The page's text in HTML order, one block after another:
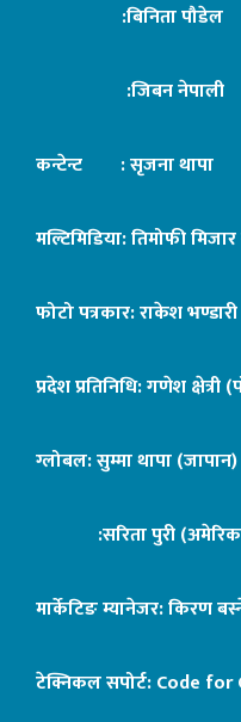
:बिनिता पौडेल
:जिबन नेपाली
कन्टेन्ट : सृजना थापा
मल्टिमिडिया: तिमोफी
फोटो पत्रकार: राकेश भण्डारी
प्रदेश प्रतिनिधि: गणेश क्षेत्री
ग्लोबल: सुम्मा थापा (जापान)
:सरिता पुरी
मार्केटिङ म्यानेजर: किरण
टेक्निकल सपोर्ट:Code for